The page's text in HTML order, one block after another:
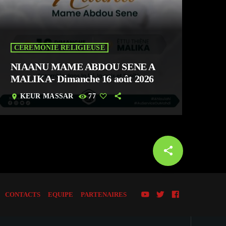
share
email
CEREMONIE RELIGIEUSE
NIAANU MAME ABDOU SENE A
MALIKA- Dimanche 16 août 2026
location_on KEUR MASSAR 77
CONTACTS EQUIPE PARTENAIRES